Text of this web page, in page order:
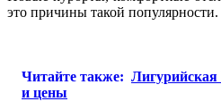
это причины такой популярности.
Читайте также:
и цены